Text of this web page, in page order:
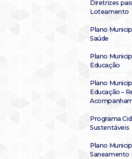
Diretrizes
Loteamento
Plano
Saúde
Plano
Educação
Plano
Educação –
Programa
Sustentáveis
Plano
Saneamento